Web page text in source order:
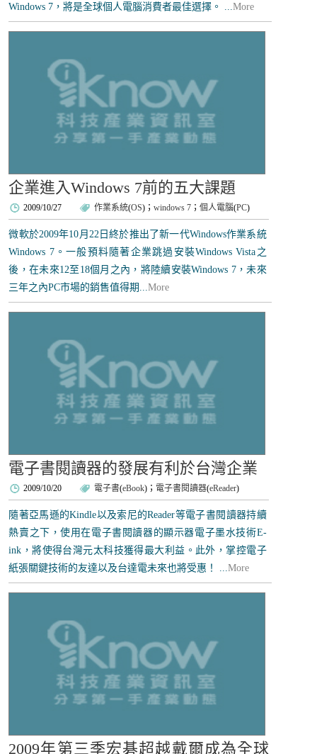
Windows 7，將是全球個人電腦消費者最佳選擇。 ...More
企業進入Windows 7前的五大課題
2009/10/27 作業系統(OS)；windows 7 ；個人電腦(PC)
微軟於2009年10月22日終於推出了新一代Windows作業系統
Windows 7。一般預料隨著企業跳過安裝Windows Vista之
後，在未來12至18個月之內，將陸續安裝Windows 7，未來
三年之內PC市場的銷售值得期...More
電子書閱讀器的發展有利於台灣企業
2009/10/20 電子書(eBook)； 電子書閱讀器(eReader)
隨著亞馬遜的Kindle以及索尼的Reader等電子書閱讀器持續
熱賣之下，使用在電子書閱讀器的顯示器電子墨水技術E-
ink，將使得台灣元太科技獲得最大利益。此外，掌控電子
紙張關鍵技術的友達以及台達電未來也將受惠！ ...More
2009年第三季宏碁超越戴爾成為全球